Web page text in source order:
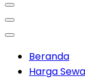
Beranda
Harga